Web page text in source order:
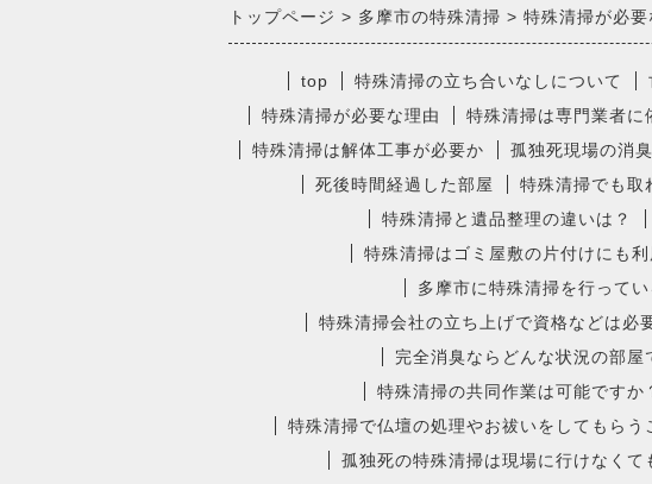
トップページ 多摩市の特殊清掃 特殊清掃が必要
top 特殊清掃の立ち合いなしについて
特殊清掃が必要な理由
特殊清掃は専門業者に
特殊清掃は解体工事が必要か
孤独死現場の消
死後時間経過した部屋
特殊清掃でも取
特殊清掃と遺品整理の違いは？
特殊清掃はゴミ屋敷の片付けにも利
多摩市に特殊清掃を行って
特殊清掃会社の立ち上げで資格などは必
完全消臭ならどんな状況の部屋
特殊清掃の共同作業は可能ですか
特殊清掃で仏壇の処理やお祓いをしてもらう
孤独死の特殊清掃は現場に行けなくて